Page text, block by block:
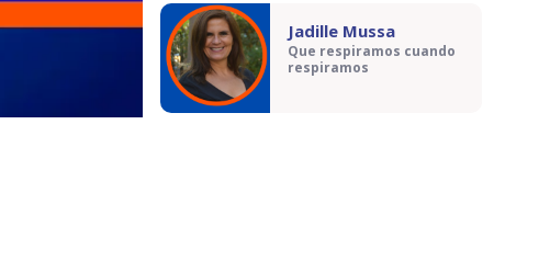
Jadille Mussa
Que respiramos cuando
respiramos